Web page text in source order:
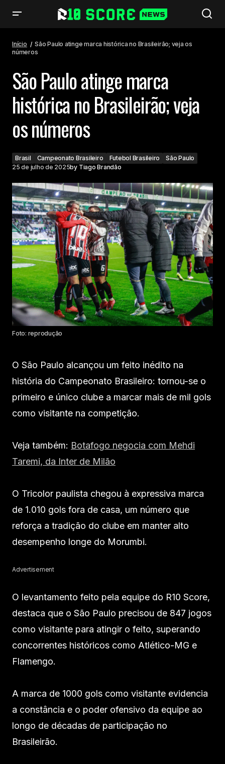
Início
São Paulo atinge marca histórica no Brasileirão; veja os
números
São Paulo atinge marca
histórica no Brasileirão; veja
os números
Brasil Campeonato Brasileiro Futebol Brasileiro
São Paulo
25 de julho de 2025by Tiago Brandão
Foto: reprodução
O São Paulo alcançou um feito inédito na
história do Campeonato Brasileiro: tornou-se o
primeiro e único clube a marcar mais de mil gols
como visitante na competição.
Veja também: Botafogo negocia com Mehdi
Taremi, da Inter de Milão
O Tricolor paulista chegou à expressiva marca
de 1.010 gols fora de casa, um número que
reforça a tradição do clube em manter alto
desempenho longe do Morumbi.
Advertisement
O levantamento feito pela equipe do R10 Score,
destaca que o São Paulo precisou de 847 jogos
como visitante para atingir o feito, superando
concorrentes históricos como Atlético-MG e
Flamengo.
A marca de 1000 gols como visitante evidencia
a constância e o poder ofensivo da equipe ao
longo de décadas de participação no
Brasileirão.